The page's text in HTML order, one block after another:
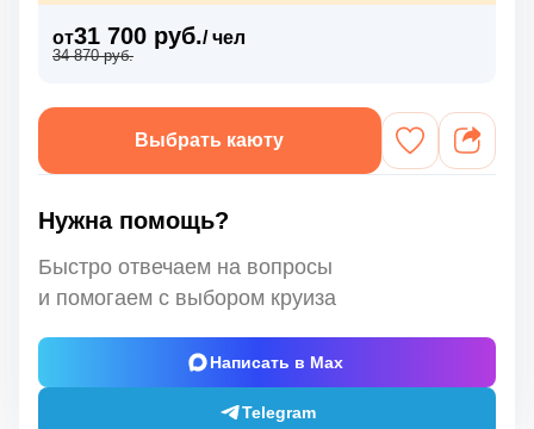
от31 700 руб./ чел
34 870 руб.
Выбрать каюту
Нужна помощь?
Быстро отвечаем на вопросы
и помогаем с выбором круиза
Написать в Max
Telegram